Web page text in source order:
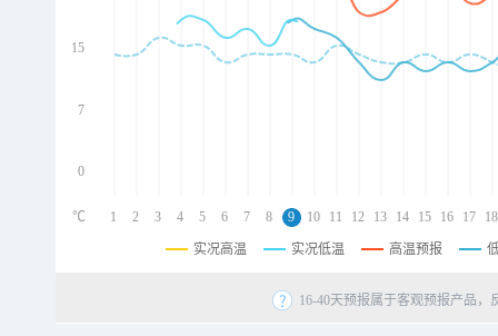
15
7
0
1 2 3 4 5 6 7 8 9 10 11 12 13 14 15 16 17 18
℃
实况高温 实况低温 高温预报
16-40天预报属于客观预报产品